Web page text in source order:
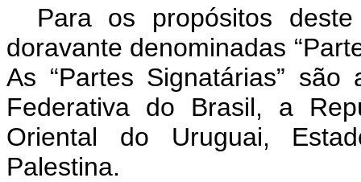
Para os propósitos deste
doravante denominadas
As “Partes Signatárias”
Federativa do Brasil, a
Oriental do Uruguai,
Palestina.